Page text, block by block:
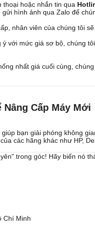
thoại hoặc nhắn tin qua
gửi hình ảnh qua Zalo để
nhân viên của chúng tôi
ý với mức giá sơ bộ, chúng
nhất giá cuối cùng,
Cấp Máy Mới
bạn giải phóng không
các hãng khác như HP,
trong góc! Hãy biến nó
Chí Minh